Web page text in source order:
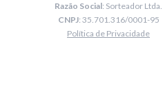
Razão Social: Sorteador Ltda.
CNPJ: 35.701.316/0001-95
Política de Privacidade